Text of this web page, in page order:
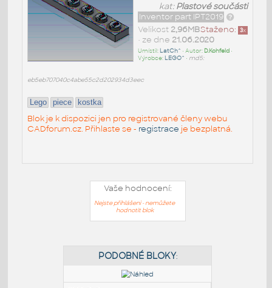
kat:Plastové součásti
Inventor part IPT2019
Staženo: 3x
Velikost 2,96MB
• ze dne 21.06.2020
Umístil: LatCh^ • Autor: D.Kohfeld•
Výrobce: LEGO^ • md5:
eb5eb707040c4abe55c2d202934d3eec
Lego piece kostka
Blok je k dispozici jen pro registrované členy webu
CADforum.cz. Přihlaste se - registrace je bezplatná.
Vaše hodnocení:
Nejste přihlášeni - nemůžete
hodnotit blok